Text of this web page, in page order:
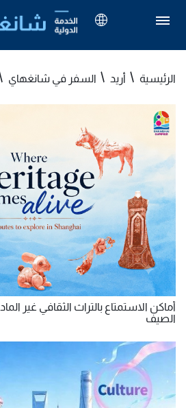
الرئيسية أريد السفر في شانغهاي
أماكن الاستمتاع بالتراث الثقافي غير
الصيف